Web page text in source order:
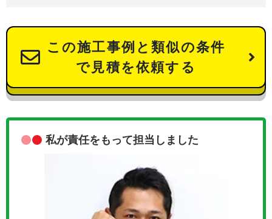
この施工事例と類似の条件
で見積を依頼する
私が責任をもって担当しました